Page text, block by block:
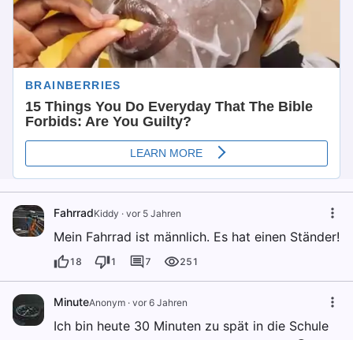
FahrradKiddy · vor 5 Jahren
Mein Fahrrad ist männlich. Es hat einen Ständer!
18 1 7 251
MinuteAnonym · vor 6 Jahren
Ich bin heute 30 Minuten zu spät in die Schule